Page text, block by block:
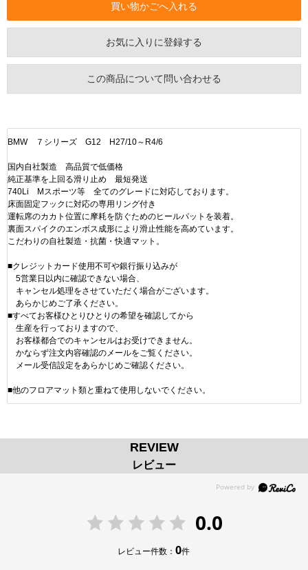
お気に入りに登録する
この商品について問い合わせる
BMW ７シリーズ G12 H27/10～R4/6
国内自社製造 高品質で低価格
純正基準を上回る滑り止め 最短発送
740Li Mスポーツ等 全てのグレードに対応しております。
床面固定フックに対応の専用リング付き
運転席のカカト位置に摩耗を防ぐためのヒールパットを装着。
裏面スパイクのエンボス成形により滑止性能を高めています。
こだわりの自社製造・抗菌・快適マット。
■クレジットカード使用不可や銀行振り込みが
5営業日以内に確認できない場合、
キャンセル処理をさせていただく場合がございます。
あらかじめご了承ください。
■すべてお客様ひとりひとりの希望を確認してから
生産を行っておりますので、
お客様都合でのキャンセルはお受けできません。
かならず注文内容確認のメールをご覧ください。
メール受信設定をあらかじめご確認ください。
■他のフロアマット類と重ねて使用しないでください。
REVIEW
レビュー
0.0
レビュー件数：0件